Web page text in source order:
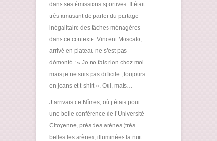
dans ses émissions sportives. Il était
très amusant de parler du partage
inégalitaire des tâches ménagères
dans ce contexte. Vincent Moscato,
arrivé en plateau ne s’est pas
démonté : « Je ne fais rien chez moi
mais je ne suis pas difficile ; toujours
en jeans et t-shirt ». Oui, mais…
J’arrivais de Nîmes, où j’étais pour
une belle conférence de l’Université
Citoyenne, près des arènes (très
belles les arènes, illuminées la nuit.